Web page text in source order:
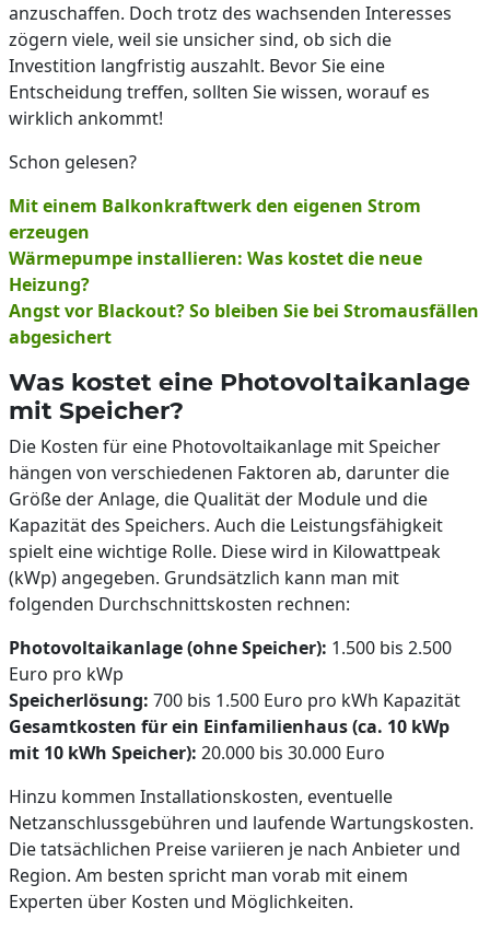
anzuschaffen. Doch trotz des wachsenden Interesses
zögern viele, weil sie unsicher sind, ob sich die
Investition langfristig auszahlt. Bevor Sie eine
Entscheidung treffen, sollten Sie wissen, worauf es
wirklich ankommt!
Schon gelesen?
Mit einem Balkonkraftwerk den eigenen Strom
erzeugen
Wärmepumpe installieren: Was kostet die neue
Heizung?
Angst vor Blackout? So bleiben Sie bei Stromausfällen
abgesichert
Was kostet eine Photovoltaikanlage
mit Speicher?
Die Kosten für eine Photovoltaikanlage mit Speicher
hängen von verschiedenen Faktoren ab, darunter die
Größe der Anlage, die Qualität der Module und die
Kapazität des Speichers. Auch die Leistungsfähigkeit
spielt eine wichtige Rolle. Diese wird in Kilowattpeak
(kWp) angegeben. Grundsätzlich kann man mit
folgenden Durchschnittskosten rechnen:
Photovoltaikanlage (ohne Speicher): 1.500 bis 2.500
Euro pro kWp
Speicherlösung: 700 bis 1.500 Euro pro kWh Kapazität
Gesamtkosten für ein Einfamilienhaus (ca. 10 kWp
mit 10 kWh Speicher): 20.000 bis 30.000 Euro
Hinzu kommen Installationskosten, eventuelle
Netzanschlussgebühren und laufende Wartungskosten.
Die tatsächlichen Preise variieren je nach Anbieter und
Region. Am besten spricht man vorab mit einem
Experten über Kosten und Möglichkeiten.